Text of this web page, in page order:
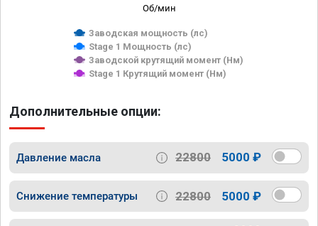
Об/мин
Заводская мощность (лс)
Stage 1 Мощность (лс)
Заводской крутящий момент (Нм)
Stage 1 Крутящий момент (Нм)
Дополнительные опции:
Давление масла 22800 5000 ₽
Снижение температуры 22800 5000 ₽